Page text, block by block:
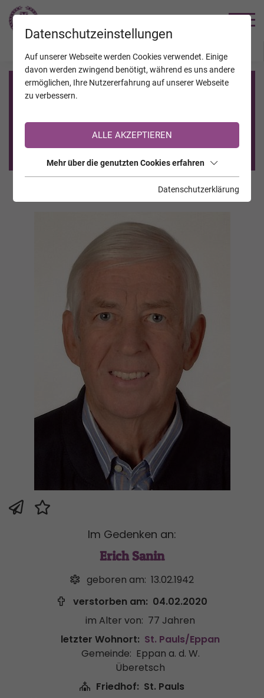
Registrierung auf TrauerHilfe.it
Sie sind noch nicht auf TrauerHilfe.it registriert?
>> zur kostenlosen Registrierung <<
Im Gedenken an:
Erich Sanin
geboren am: 13.02.1942
verstorben am: 04.02.2020
im Alter von: 77 Jahren
letzter Wohnort: St. Pauls/Eppan
Gemeinde: Eppan a. d. W.
Überetsch
Friedhof: St. Pauls
Datenschutzeinstellungen
Auf unserer Webseite werden Cookies verwendet. Einige
davon werden zwingend benötigt, während es uns andere
ermöglichen, Ihre Nutzererfahrung auf unserer Webseite
zu verbessern.
ALLE AKZEPTIEREN
Mehr über die genutzten Cookies erfahren
Datenschutzerklärung
JAHRESTAGE KALENDER VERSTORBENE